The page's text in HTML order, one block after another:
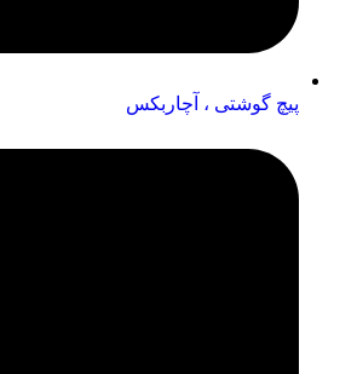
پیچ گوشتی ، آچاربکس